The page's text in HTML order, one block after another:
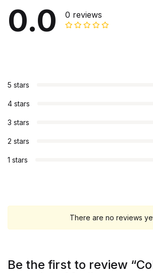
0.0 0 reviews
5 stars
4 stars
3 stars
2 stars
1 stars
There are no reviews
Be the first to review